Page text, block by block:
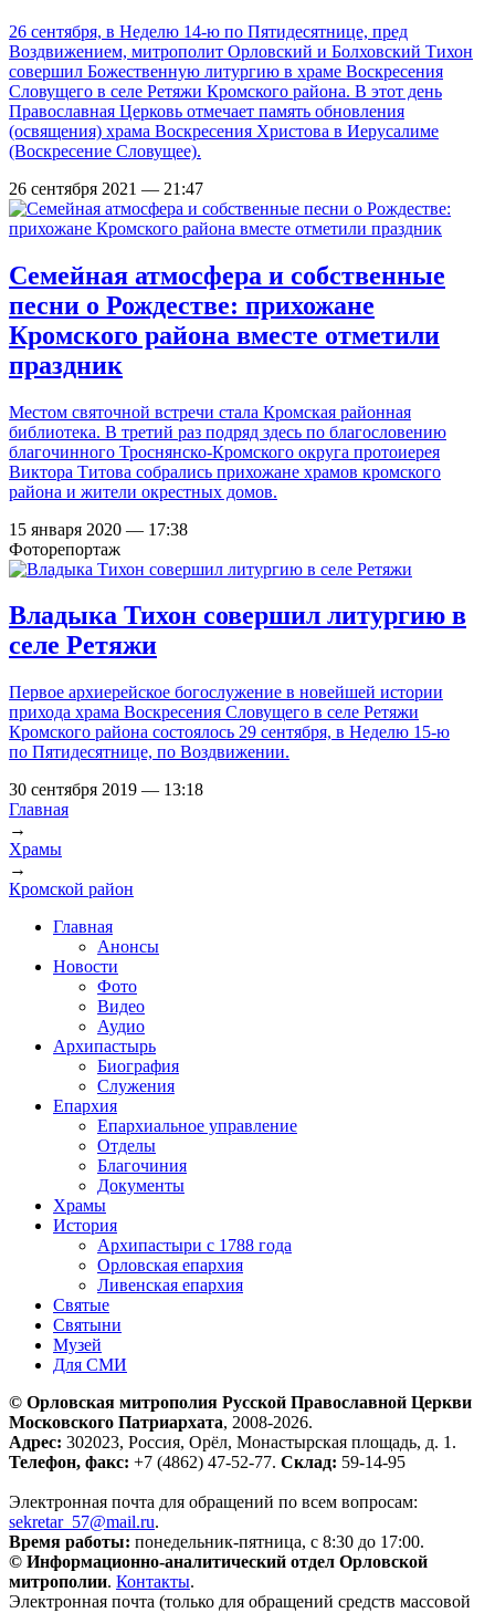
26 сентября, в Неделю 14-ю по Пятидесятнице, пред
Воздвижением, митрополит Орловский и Болховский Тихон
совершил Божественную литургию в храме Воскресения
Словущего в селе Ретяжи Кромского района. В этот день
Православная Церковь отмечает память обновления
(освящения) храма Воскресения Христова в Иерусалиме
(Воскресение Словущее).
26 сентября 2021 — 21:47
Семейная атмосфера и собственные
песни о Рождестве: прихожане
Кромского района вместе отметили
праздник
Местом святочной встречи стала Кромская районная
библиотека. В третий раз подряд здесь по благословению
благочинного Троснянско-Кромского округа протоиерея
Виктора Титова собрались прихожане храмов кромского
района и жители окрестных домов.
15 января 2020 — 17:38
Фоторепортаж
Владыка Тихон совершил литургию в
селе Ретяжи
Первое архиерейское богослужение в новейшей истории
прихода храма Воскресения Словущего в селе Ретяжи
Кромского района состоялось 29 сентября, в Неделю 15-ю
по Пятидесятнице, по Воздвижении.
30 сентября 2019 — 13:18
Вы здесь
Главная
→
Храмы
→
Кромской район
Главная
Анонсы
Новости
Фото
Видео
Аудио
Архипастырь
Биография
Служения
Епархия
Епархиальное управление
Отделы
Благочиния
Документы
Храмы
История
Архипастыри с 1788 года
Орловская епархия
Ливенская епархия
Святые
Святыни
Музей
Для СМИ
© Орловская митрополия Русской Православной Церкви
Московского Патриархата, 2008-2026.
Адрес: 302023, Россия, Орёл, Монастырская площадь, д. 1.
Телефон, факс: +7 (4862) 47-52-77. Склад: 59-14-95
Электронная почта для обращений по всем вопросам:
sekretar_57@mail.ru.
Время работы: понедельник-пятница, с 8:30 до 17:00.
© Информационно-аналитический отдел Орловской
митрополии. Контакты.
Электронная почта (только для обращений средств массовой